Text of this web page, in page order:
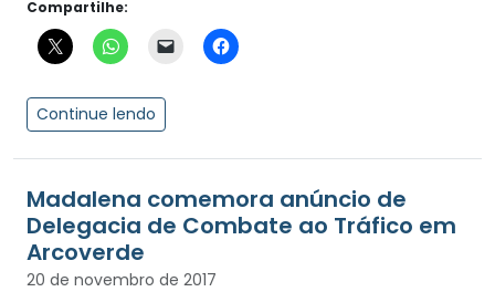
Compartilhe:
Continue lendo
Madalena comemora anúncio de
Delegacia de Combate ao Tráfico em
Arcoverde
20 de novembro de 2017